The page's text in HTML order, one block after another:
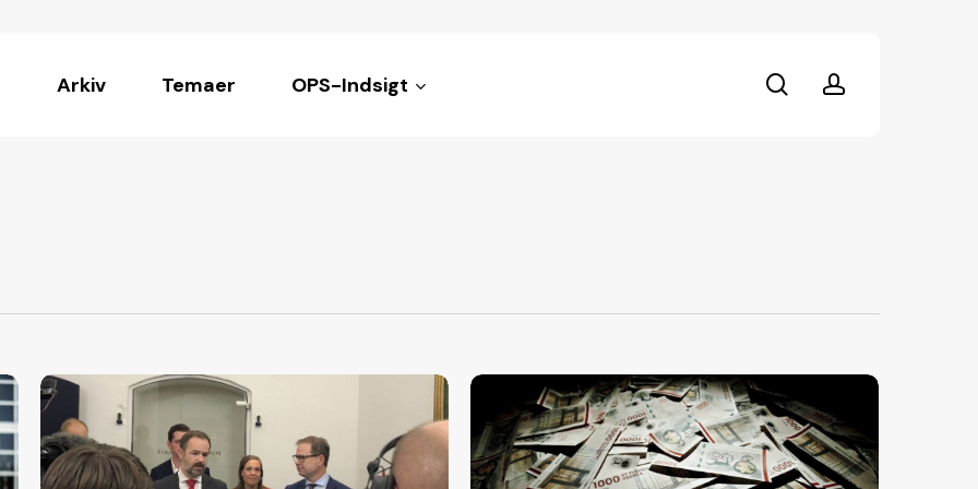
Arkiv Temaer OPS-Indsigt searchaccount
Ministerium
anbefaler
kommuner
at
Mulig
kommunal
udligningsgevinst
ved